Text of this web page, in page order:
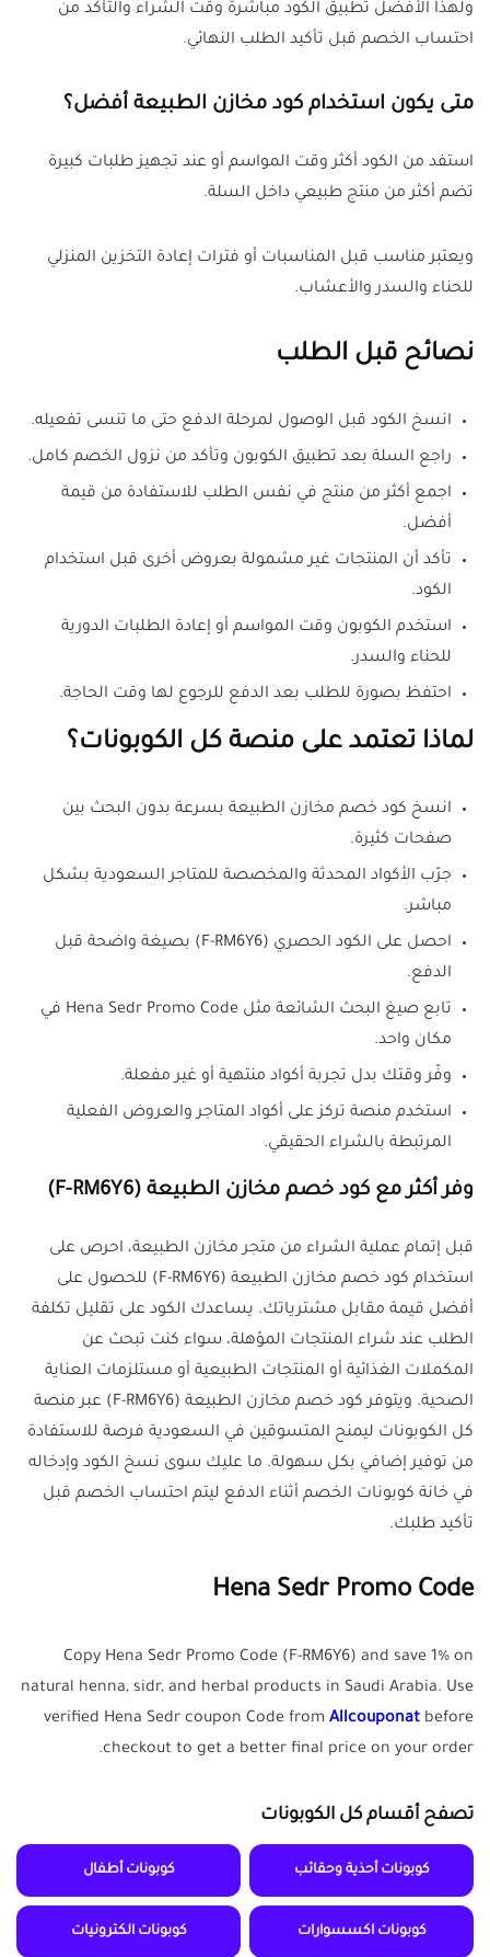
ولهذا الأفضل تطبيق الكود مباشرة وقت الشراء والتأكد من
احتساب الخصم قبل تأكيد الطلب النهائي.
متى يكون استخدام كود مخازن الطبيعة أفضل؟
استفد من الكود أكثر وقت المواسم أو عند تجهيز طلبات كبيرة
تضم أكثر من منتج طبيعي داخل السلة.
ويعتبر مناسب قبل المناسبات أو فترات إعادة التخزين المنزلي
للحناء والسدر والأعشاب.
نصائح قبل الطلب
انسخ الكود قبل الوصول لمرحلة الدفع حتى ما تنسى تفعيله.
راجع السلة بعد تطبيق الكوبون وتأكد من نزول الخصم كامل.
اجمع أكثر من منتج في نفس الطلب للاستفادة من قيمة
أفضل.
تأكد أن المنتجات غير مشمولة بعروض أخرى قبل استخدام
الكود.
استخدم الكوبون وقت المواسم أو إعادة الطلبات الدورية
للحناء والسدر.
احتفظ بصورة للطلب بعد الدفع للرجوع لها وقت الحاجة.
لماذا تعتمد على منصة كل الكوبونات؟
انسخ كود خصم مخازن الطبيعة بسرعة بدون البحث بين
صفحات كثيرة.
جرّب الأكواد المحدثة والمخصصة للمتاجر السعودية بشكل
مباشر.
احصل على الكود الحصري (F-RM6Y6) بصيغة واضحة قبل
الدفع.
تابع صيغ البحث الشائعة مثل Hena Sedr Promo Code في
مكان واحد.
وفّر وقتك بدل تجربة أكواد منتهية أو غير مفعلة.
استخدم منصة تركز على أكواد المتاجر والعروض الفعلية
المرتبطة بالشراء الحقيقي.
وفر أكثر مع كود خصم مخازن الطبيعة (F-RM6Y6)
قبل إتمام عملية الشراء من متجر مخازن الطبيعة، احرص على
استخدام كود خصم مخازن الطبيعة (F-RM6Y6) للحصول على
أفضل قيمة مقابل مشترياتك. يساعدك الكود على تقليل تكلفة
الطلب عند شراء المنتجات المؤهلة، سواء كنت تبحث عن
المكملات الغذائية أو المنتجات الطبيعية أو مستلزمات العناية
الصحية. ويتوفر كود خصم مخازن الطبيعة (F-RM6Y6) عبر منصة
كل الكوبونات ليمنح المتسوقين في السعودية فرصة للاستفادة
من توفير إضافي بكل سهولة. ما عليك سوى نسخ الكود وإدخاله
في خانة كوبونات الخصم أثناء الدفع ليتم احتساب الخصم قبل
تأكيد طلبك.
Hena Sedr Promo Code
Copy Hena Sedr Promo Code (F-RM6Y6) and save 1% on
natural henna, sidr, and herbal products in Saudi Arabia. Use
verified Hena Sedr coupon Code from Allcouponat before
checkout to get a better final price on your order.
تصفح أقسام كل الكوبونات
كوبونات أحذية وحقائب كوبونات أطفال
كوبونات اكسسوارات كوبونات الكترونيات